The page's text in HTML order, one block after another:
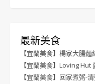
最新美食
【宜蘭美食】楊家大腸麵
【宜蘭美食】Loving
【宜蘭美食】回家煮粥-